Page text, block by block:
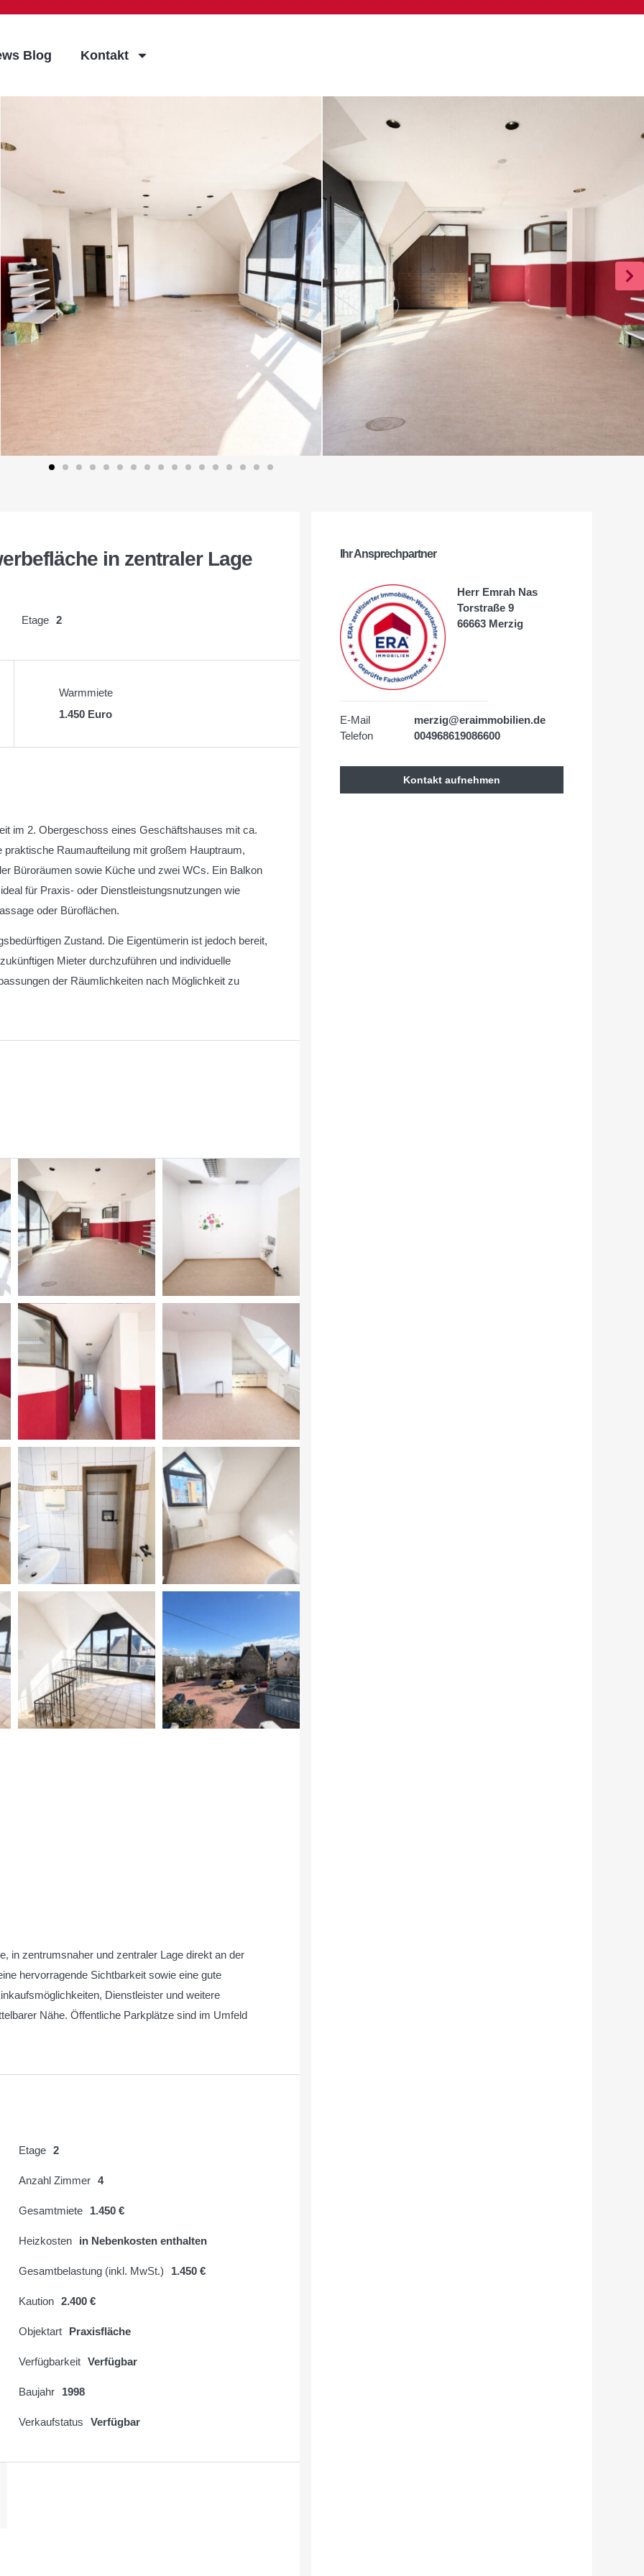
Blog Kontakt
in zentraler Lage
Etage 2
Warmmiete
1.450 Euro
im 2. Obergeschoss eines Geschäftshauses mit ca.
Raumaufteilung mit großem Hauptraum,
Büroräumen sowie Küche und zwei WCs. Ein Balkon
für Praxis- oder Dienstleistungsnutzungen wie
oder Büroflächen.
Zustand. Die Eigentümerin ist jedoch bereit,
Mieter durchzuführen und individuelle
der Räumlichkeiten nach Möglichkeit zu
in zentrumsnaher und zentraler Lage direkt an der
hervorragende Sichtbarkeit sowie eine gute
Dienstleister und weitere
Nähe. Öffentliche Parkplätze sind im Umfeld
Etage 2
Anzahl Zimmer 4
Gesamtmiete 1.450 €
Heizkosten in Nebenkosten enthalten
Gesamtbelastung (inkl. MwSt.) 1.450 €
Kaution 2.400 €
Objektart Praxisfläche
Verfügbarkeit Verfügbar
Baujahr 1998
Verkaufstatus Verfügbar
Ihr Ansprechpartner
Herr Emrah Nas
Torstraße 9
66663 Merzig
E-Mail
merzig@eraimmobilien.de
Telefon
004968619086600
Kontakt aufnehmen